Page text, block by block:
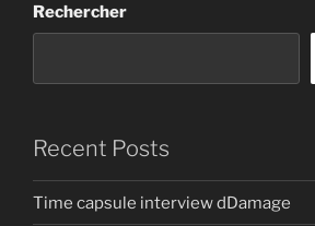
Rechercher
Recent Posts
Time capsule interview dDamage